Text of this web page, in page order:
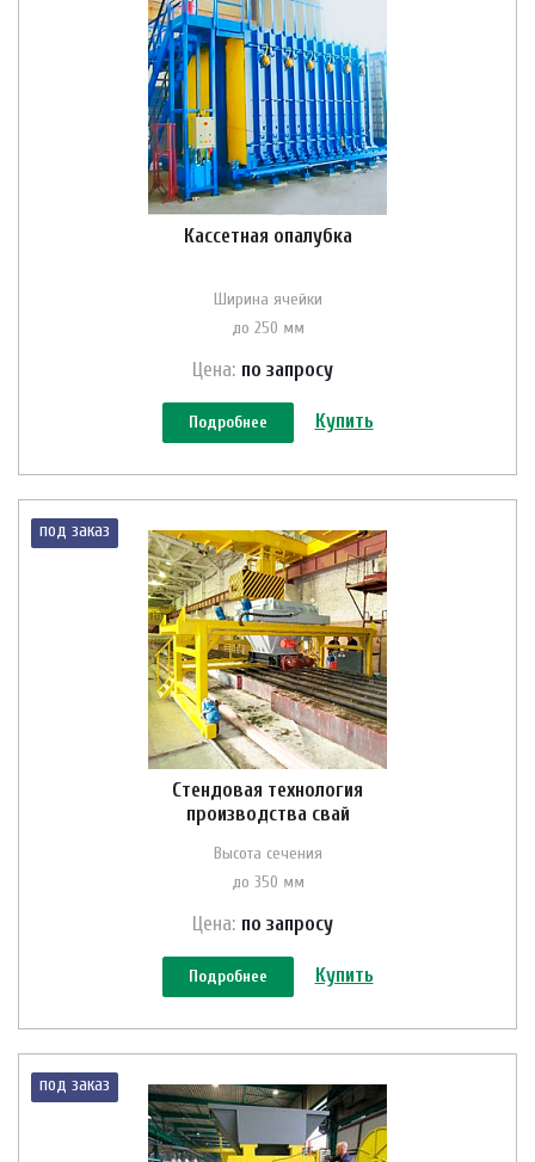
Кассетная опалубка
Ширина ячейки
до 250 мм
Цена: по запросу
Подробнее Купить
под заказ
Стендовая технология
производства свай
Высота сечения
до 350 мм
Цена: по запросу
Подробнее Купить
под заказ